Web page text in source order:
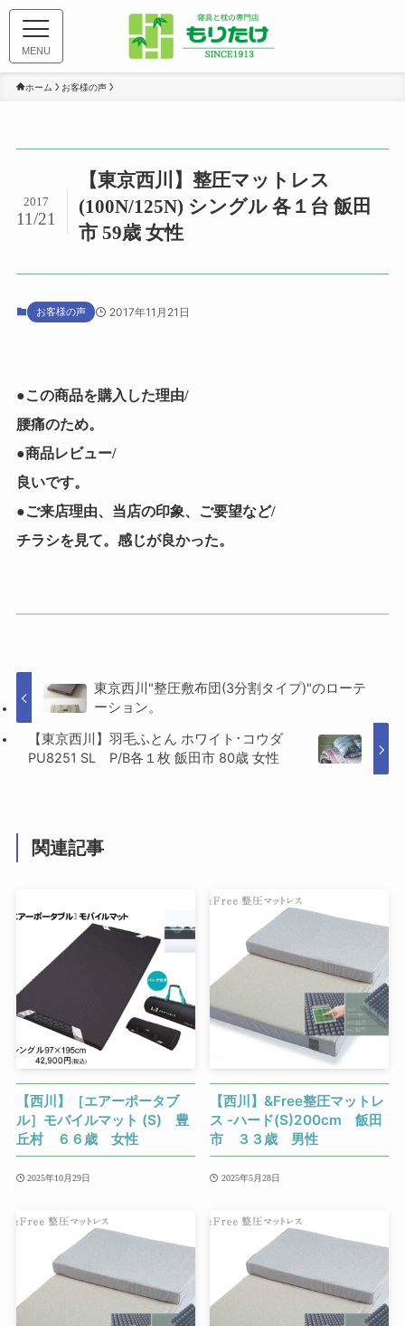
MENU
ホーム お客様の声
【東京西川】整圧マットレス
(100N/125N) シングル 各１台 飯田
市 59歳 女性
2017
11/21
お客様の声 2017年11月21日
●この商品を購入した理由/
腰痛のため。
●商品レビュー/
良いです。
●ご来店理由、当店の印象、ご要望など/
チラシを見て。感じが良かった。
東京西川"整圧敷布団(3分割タイプ)"のローテ
ーション。
【東京西川】羽毛ふとん ホワイト･コウダ
PU8251 SL P/B各１枚 飯田市 80歳 女性
関連記事
【西川】［エアーポータブ
ル］モバイルマット (S) 豊
丘村 ６６歳 女性
2025年10月29日
【西川】&Free整圧マットレ
ス -ハード(S)200cm 飯田
市 ３３歳 男性
2025年5月28日